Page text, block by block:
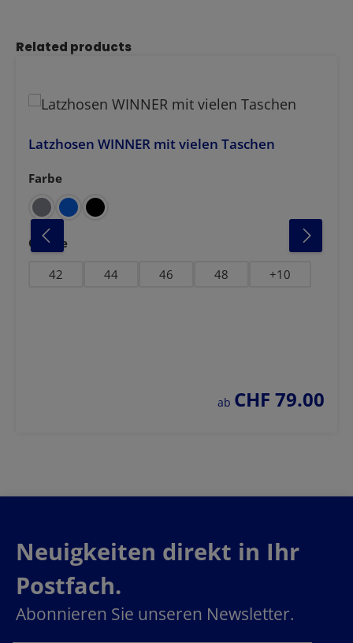
Produktgalerie überspringen
Related products
Latzhosen WINNER mit vielen Taschen
Farbe
auswählen
Grösse
42 44 46 48 +10
regulärer preis:
ab CHF 79.00
Neuigkeiten direkt in Ihr
Postfach.
Abonnieren Sie unseren Newsletter.